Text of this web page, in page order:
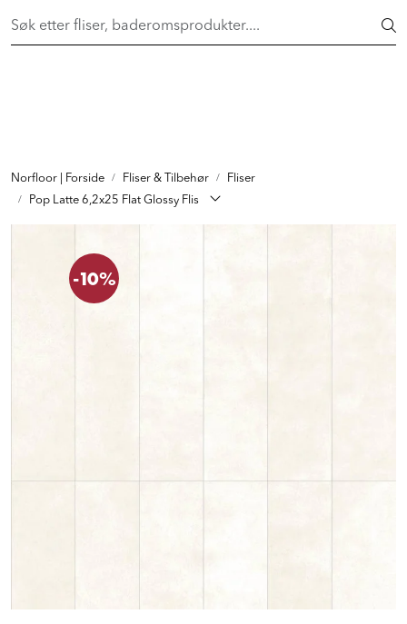
FAST LAVPRIS på en rekke fliser og baderomsprodukter. Shop
Norfloor | Forside Fliser & Tilbehør
Fliser
Pop Latte 6,2x25 Flat Glossy Flis
-10%
INTERIØR
INSPIRASJON
Lenker
Still et spørsmål
Min side